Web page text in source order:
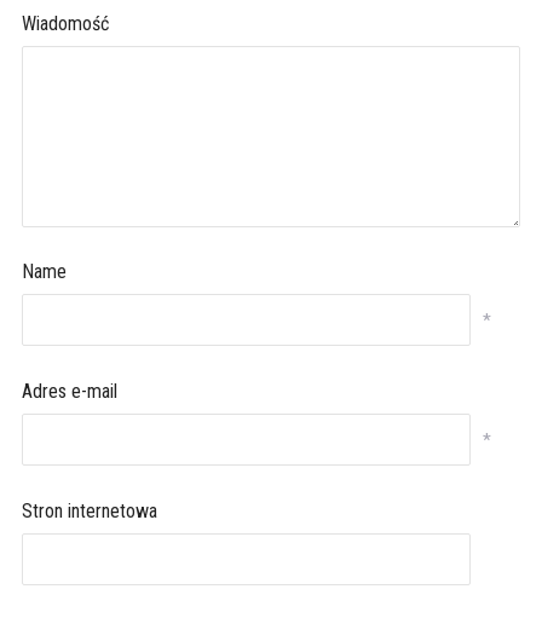
Wiadomość
Name
*
Adres e-mail
*
Stron internetowa